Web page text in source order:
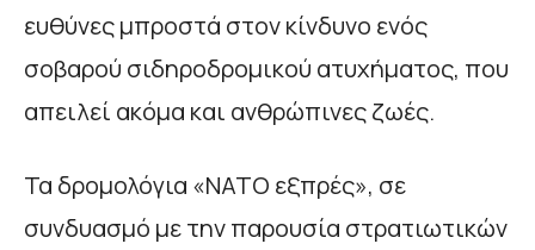
ευθύνες μπροστά στον κίνδυνο ενός
σοβαρού σιδηροδρομικού ατυχήματος, που
απειλεί ακόμα και ανθρώπινες ζωές.
Τα δρομολόγια «ΝΑΤΟ εξπρές», σε
συνδυασμό με την παρουσία στρατιωτικών